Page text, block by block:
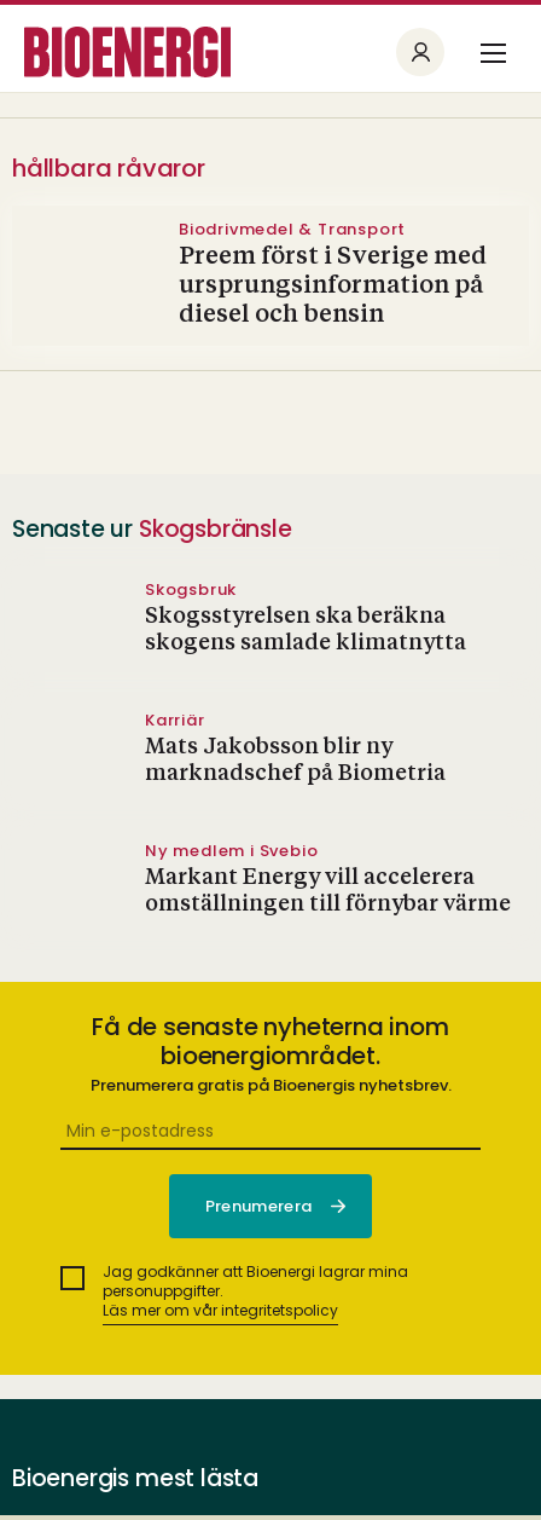
hållbara råvaror
Biodrivmedel & Transport
Preem först i Sverige med
ursprungsinformation på
diesel och bensin
Senaste ur Skogsbränsle
Skogsbruk
Skogsstyrelsen ska beräkna
skogens samlade klimatnytta
Karriär
Mats Jakobsson blir ny
marknadschef på Biometria
Ny medlem i Svebio
Markant Energy vill accelerera
omställningen till förnybar värme
Få de senaste nyheterna inom
bioenergiområdet.
Prenumerera gratis på Bioenergis nyhetsbrev.
Jag godkänner att Bioenergi lagrar mina
personuppgifter.
Läs mer om vår integritetspolicy
Bioenergis mest lästa